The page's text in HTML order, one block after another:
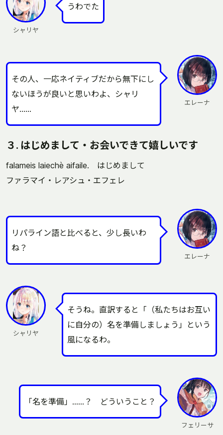
シャリヤ
うわでた
エレーナ
その人、一応ネイティブだから無下にし
ないほうが良いと思いわよ、シャリ
ヤ……
３. はじめまして・お会いできて嬉しいです
falameis laiechè aifaile. はじめまして
ファラマイ・レアシュ・エフェレ
エレーナ
リパライン語と比べると、少し長いわ
ね？
シャリヤ
そうね。直訳すると「（私たちはお互い
に自分の）名を準備しましょう」という
風になるわ。
フェリーサ
「名を準備」……？ どういうこと？